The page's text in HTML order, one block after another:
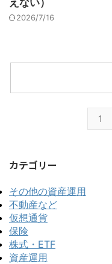
2026/7/16
1
カテゴリー
その他の資産運用
不動産など
仮想通貨
保険
株式・ETF
資産運用